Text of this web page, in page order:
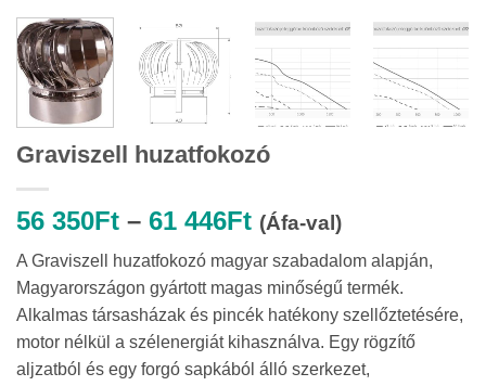
Graviszell huzatfokozó
56 350Ft – 61 446FtÁrtartomány:
350Ft
-
61
446Ft
(Áfa-val)
A Graviszell huzatfokozó magyar szabadalom alapján,
Magyarországon gyártott magas minőségű termék.
Alkalmas társasházak és pincék hatékony szellőztetésére,
motor nélkül a szélenergiát kihasználva. Egy rögzítő
aljzatból és egy forgó sapkából álló szerkezet,